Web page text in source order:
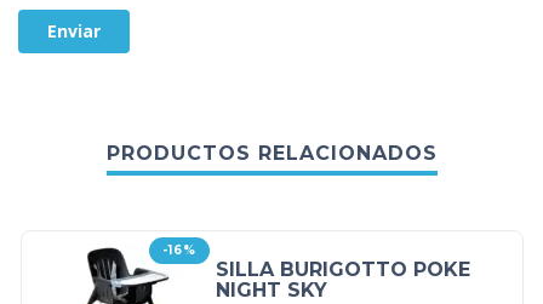
PRODUCTOS RELACIONADOS
-16%
SILLA BURIGOTTO POKE
NIGHT SKY